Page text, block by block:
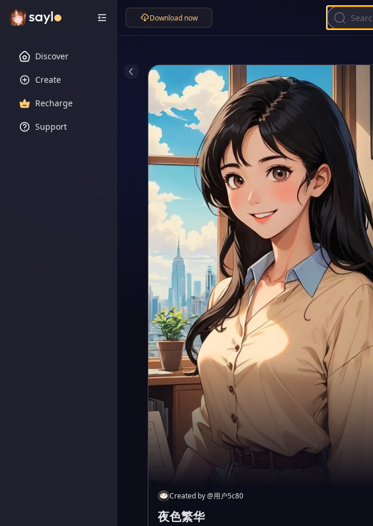
Discover
Create
Recharge
Support
Download now
Created by@用户5c80
夜色繁华